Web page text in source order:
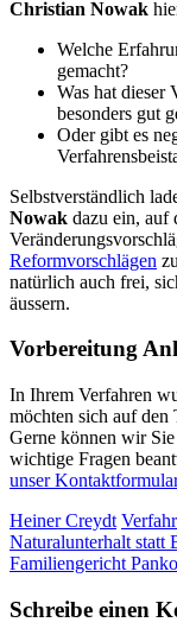
Christian Nowak
Welche
gemacht?
Was hat dieser
besonders gut
Oder gibt es
Selbstverständlich
Nowak dazu ein, auf
Reformvorschlägen
natürlich auch frei,
äussern.
Vorbereitung
In Ihrem Verfahren
möchten sich auf den
Gerne können wir
wichtige Fragen
unser
Heiner Creydt
Naturalunterhalt statt
Familiengericht
Schreibe einen